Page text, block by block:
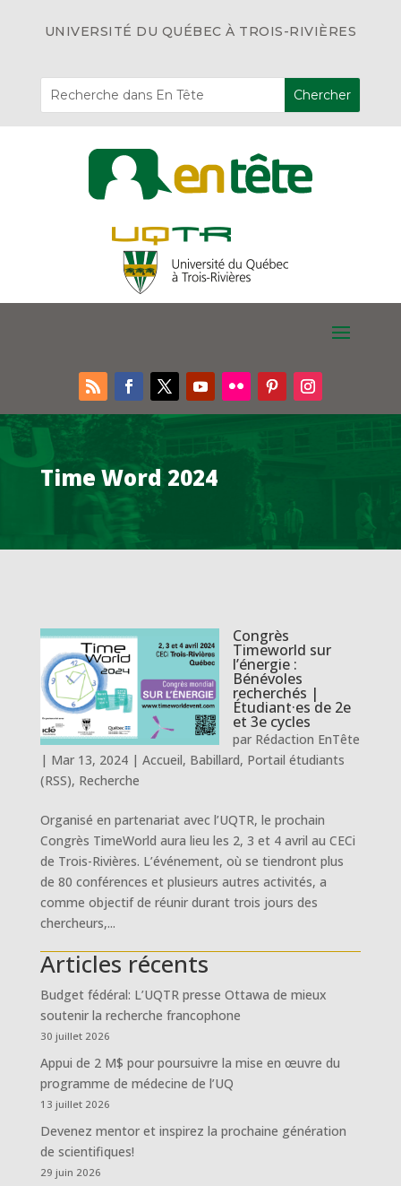
UNIVERSITÉ DU QUÉBEC À TROIS-RIVIÈRES
Time Word 2024
Congrès
Timeworld sur
l’énergie :
Bénévoles
recherchés |
Étudiant·es de 2e
et 3e cycles
par Rédaction EnTête
| Mar 13, 2024| Accueil, Babillard, Portail étudiants
(RSS), Recherche
Organisé en partenariat avec l’UQTR, le prochain
Congrès TimeWorld aura lieu les 2, 3 et 4 avril au CECi
de Trois-Rivières. L’événement, où se tiendront plus
de 80 conférences et plusieurs autres activités, a
comme objectif de réunir durant trois jours des
chercheurs,...
Articles récents
Budget fédéral: L’UQTR presse Ottawa de mieux
soutenir la recherche francophone
30 juillet 2026
Appui de 2 M$ pour poursuivre la mise en œuvre du
programme de médecine de l’UQ
13 juillet 2026
Devenez mentor et inspirez la prochaine génération
de scientifiques!
29 juin 2026